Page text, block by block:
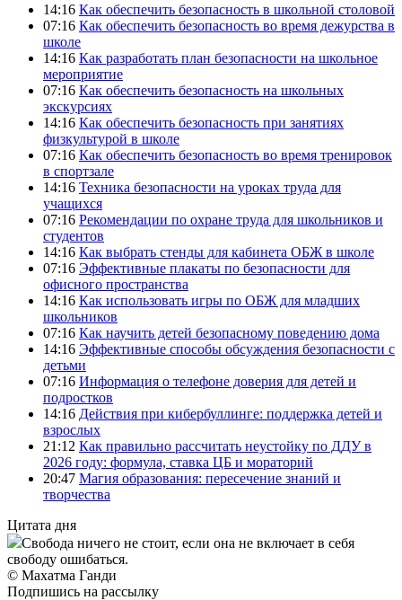
14:16 Как обеспечить безопасность в школьной столовой
07:16 Как обеспечить безопасность во время дежурства в
школе
14:16 Как разработать план безопасности на школьное
мероприятие
07:16 Как обеспечить безопасность на школьных
экскурсиях
14:16 Как обеспечить безопасность при занятиях
физкультурой в школе
07:16 Как обеспечить безопасность во время тренировок
в спортзале
14:16 Техника безопасности на уроках труда для
учащихся
07:16 Рекомендации по охране труда для школьников и
студентов
14:16 Как выбрать стенды для кабинета ОБЖ в школе
07:16 Эффективные плакаты по безопасности для
офисного пространства
14:16 Как использовать игры по ОБЖ для младших
школьников
07:16 Как научить детей безопасному поведению дома
14:16 Эффективные способы обсуждения безопасности с
детьми
07:16 Информация о телефоне доверия для детей и
подростков
14:16 Действия при кибербуллинге: поддержка детей и
взрослых
21:12 Как правильно рассчитать неустойку по ДДУ в
2026 году: формула, ставка ЦБ и мораторий
20:47 Магия образования: пересечение знаний и
творчества
Цитата дня
Свобода ничего не стоит, если она не включает в себя
свободу ошибаться.
© Махатма Ганди
Подпишись на рассылку